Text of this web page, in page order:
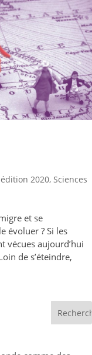
2020, Sciences
et se
évoluer ? Si les
vécues aujourd’hui
de s’éteindre,